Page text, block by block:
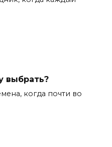
выбрать?
когда почти во